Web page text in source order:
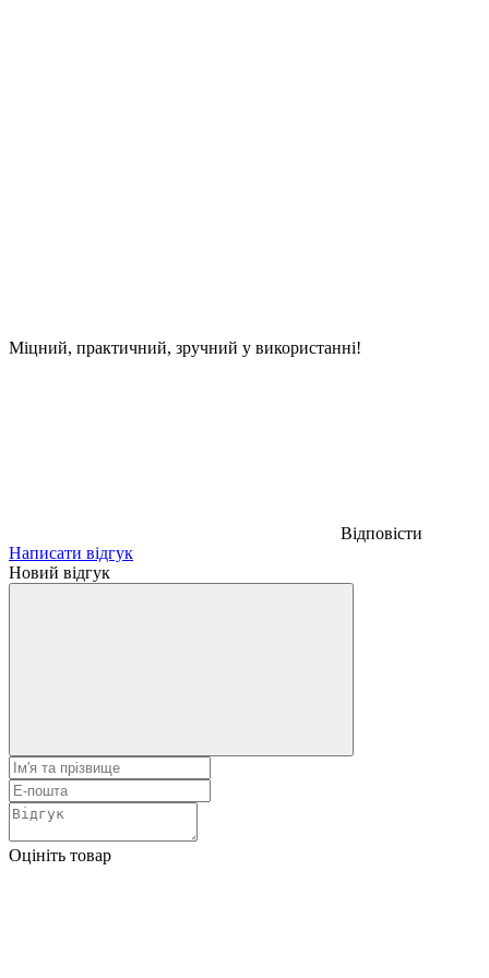
Міцний, практичний, зручний у використанні!
Відповісти
Написати відгук
Новий відгук
Оцініть товар